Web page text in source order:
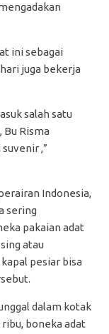
ini sebagai
juga bekerja
salah satu
Bu Risma
,”
Indonesia,
sering
pakaian adat
atau
pesiar bisa
dalam kotak
boneka adat